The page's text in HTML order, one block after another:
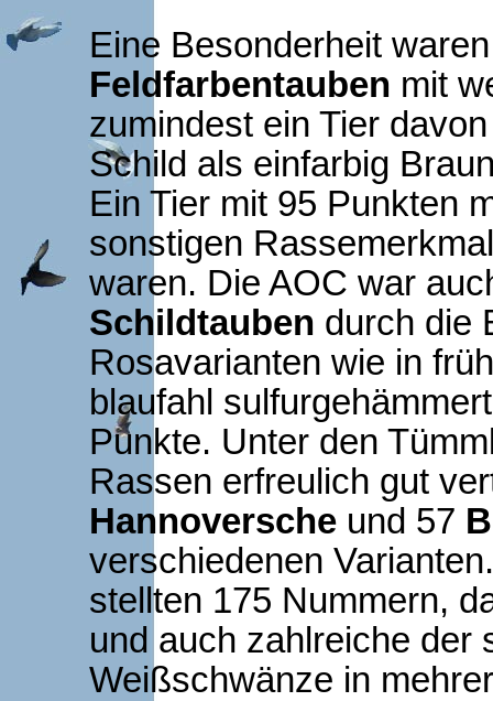
Eine Besonderheit
Feldfarbentauben mit
zumindest ein Tier
Schild als einfarbig
Ein Tier mit 95 Punkten
sonstigen
waren. Die AOC war
Schildtauben durch die
Rosavarianten wie in
blaufahl
Punkte. Unter den
Rassen erfreulich gut
Hannoverscheund 57
verschiedenen
stellten 175 Nummern,
und auch zahlreiche der
Weißschwänze in